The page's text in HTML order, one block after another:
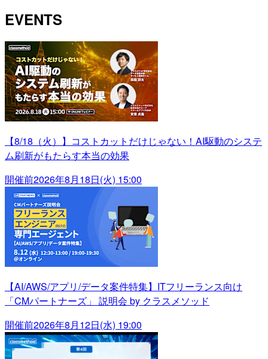
EVENTS
【8/18（火）】コストカットだけじゃない！AI駆動のシステ
ム刷新がもたらす本当の効果
開催前2026年8月18日(火) 15:00
【AI/AWS/アプリ/データ案件特集】ITフリーランス向け
「CMパートナーズ」 説明会 by クラスメソッド
開催前2026年8月12日(水) 19:00